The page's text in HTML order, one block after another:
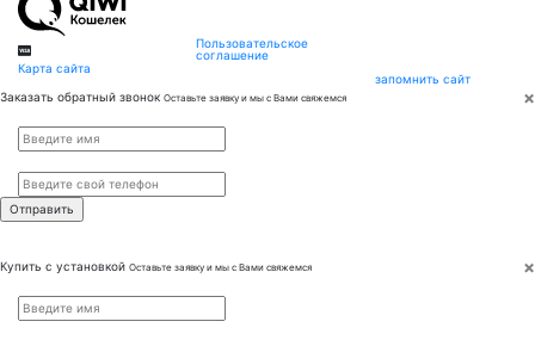
Карта сайта
Пользовательское
соглашение
запомнить сайт
×
Заказать обратный звонок Оставьте заявку и мы с Вами свяжемся
×
Купить с установкой Оставьте заявку и мы с Вами свяжемся